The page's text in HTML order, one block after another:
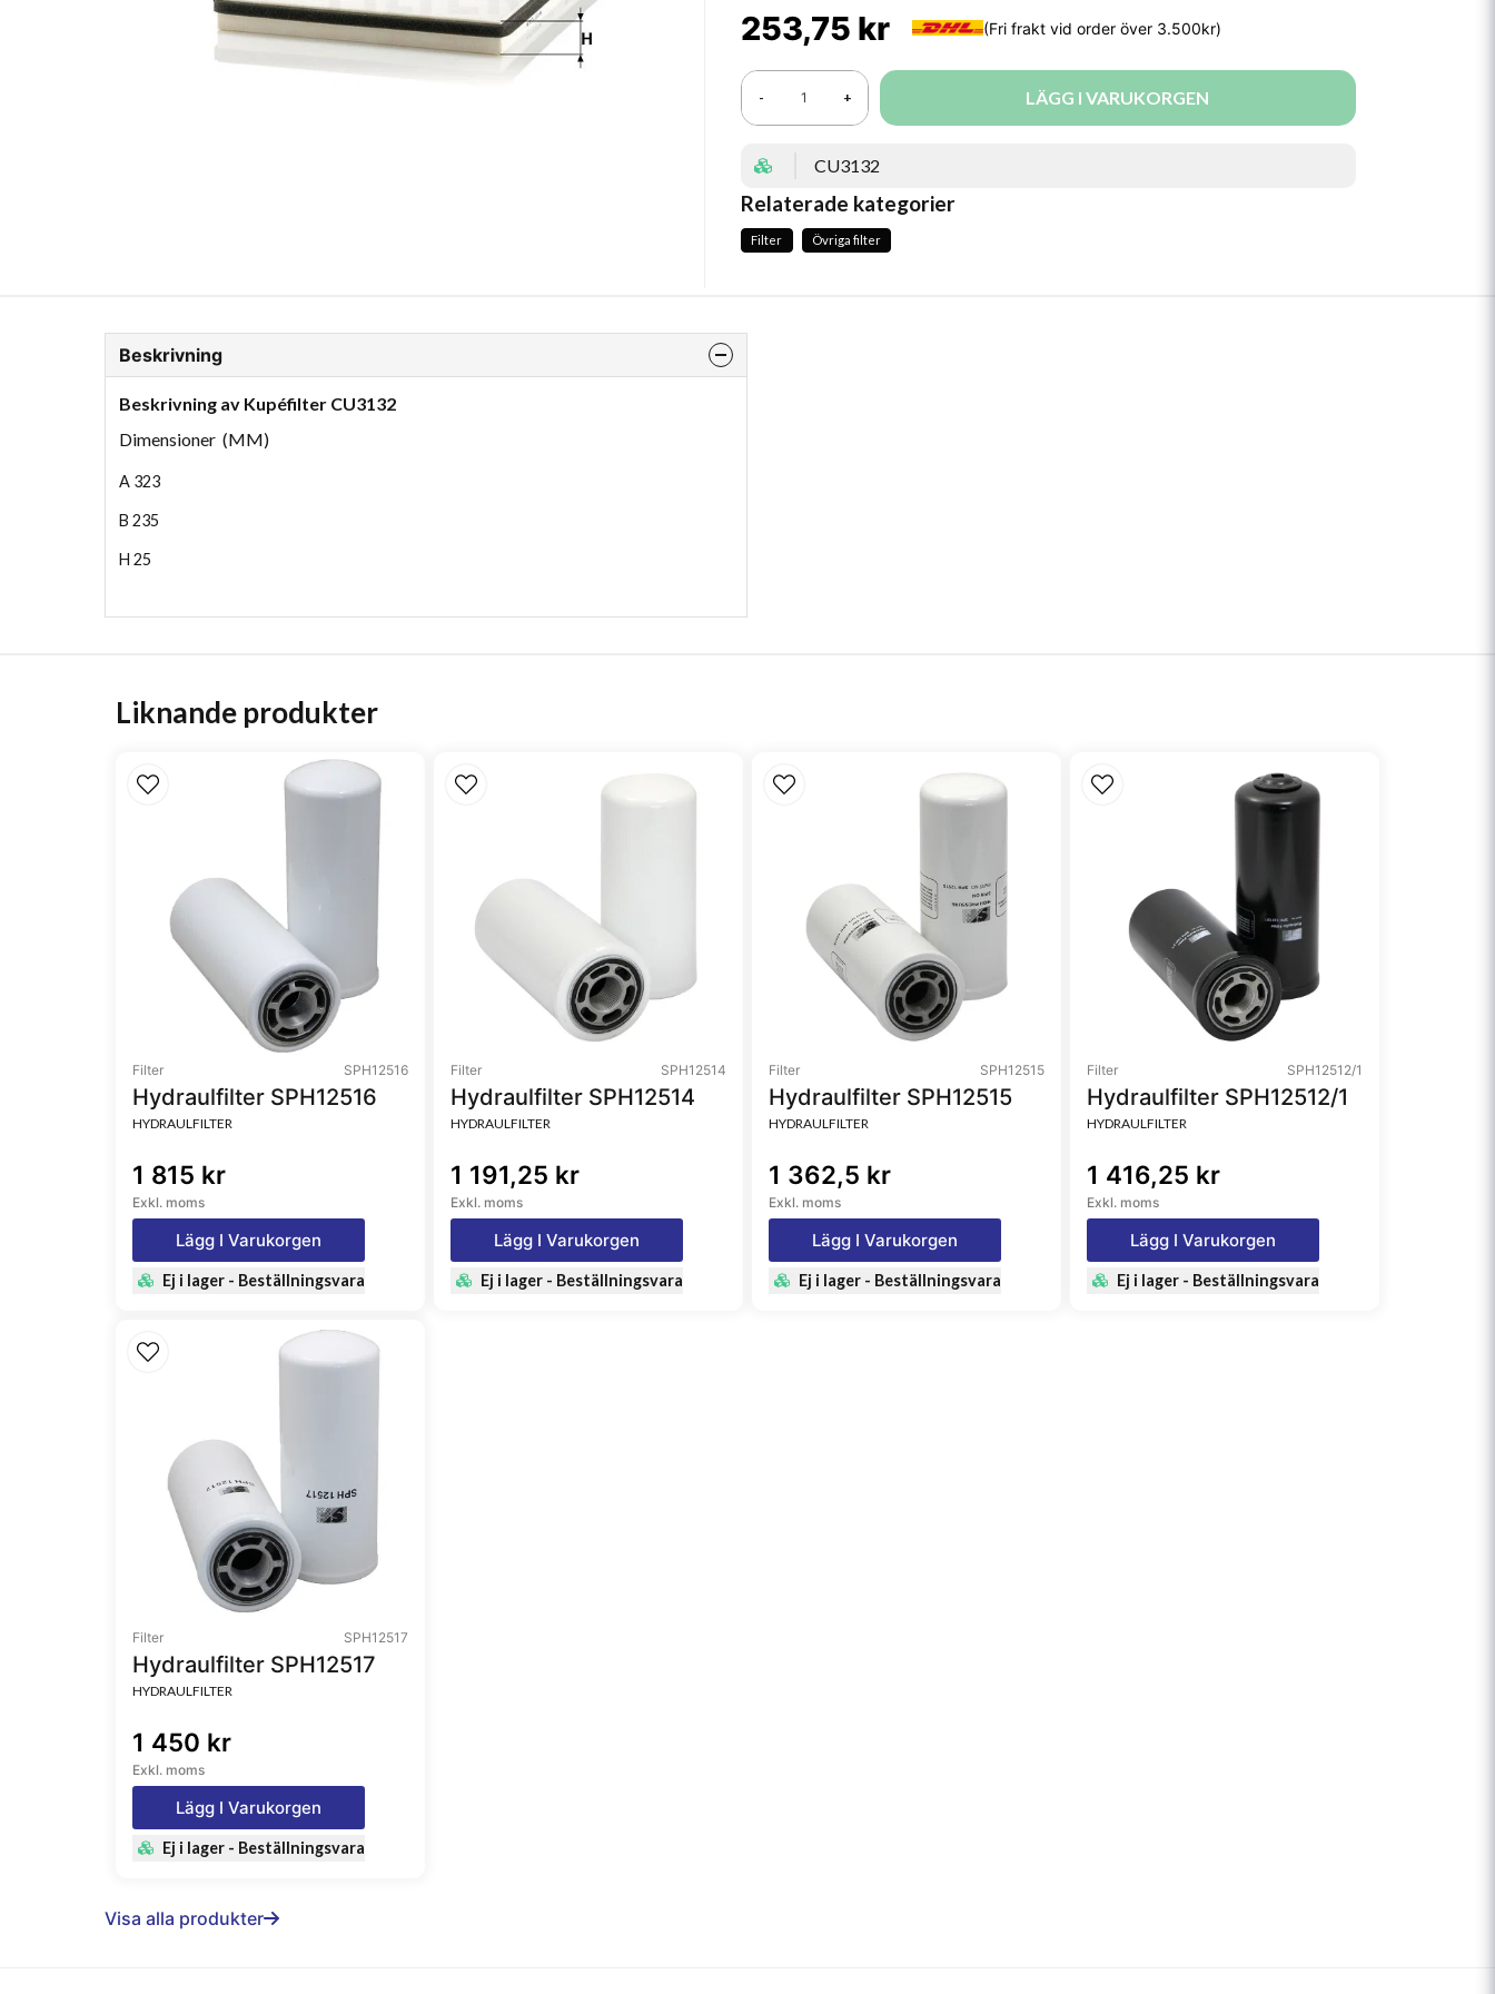
Fordonskem
Motorolja tunga fordon
253,75 kr
- + LÄGG I VARUKORGEN
CU3132
Relaterade kategorier
Filter Övriga filter
Beskrivning
Beskrivning av Kupéfilter CU3132
Dimensioner (MM)
A 323
B 235
H 25
Liknande produkter
Filter SPH12516
Hydraulfilter SPH12516
HYDRAULFILTER
1 815 kr
Exkl. moms
Lägg I Varukorgen
Ej i lager - Beställningsvara
Filter SPH12514
Hydraulfilter SPH12514
HYDRAULFILTER
1 191,25 kr
Exkl. moms
Lägg I Varukorgen
Ej i lager - Beställningsvara
Filter SPH12515
Hydraulfilter SPH12515
HYDRAULFILTER
1 362,5 kr
Exkl. moms
Lägg I Varukorgen
Ej i lager - Beställningsvara
Filter SPH12512/1
Hydraulfilter SPH12512/1
HYDRAULFILTER
1 416,25 kr
Exkl. moms
Lägg I Varukorgen
Ej i lager - Beställningsvara
Filter SPH12517
Hydraulfilter SPH12517
HYDRAULFILTER
1 450 kr
Exkl. moms
Lägg I Varukorgen
Ej i lager - Beställningsvara
Visa alla produkter